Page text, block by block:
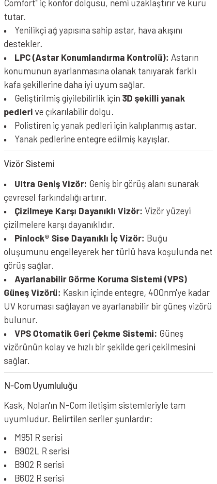
Comfort" iç konfor dolgusu, nemi uzaklaştırır ve kuru
tutar.
Yenilikçi ağ yapısına sahip astar, hava akışını
destekler.
LPC (Astar Konumlandırma Kontrolü): Astarın
konumunun ayarlanmasına olanak tanıyarak farklı
kafa şekillerine daha iyi uyum sağlar.
Geliştirilmiş giyilebilirlik için 3D şekilli yanak
pedleri ve çıkarılabilir dolgu.
Polistiren iç yanak pedleri için kalıplanmış astar.
Yanak pedlerine entegre edilmiş kayışlar.
Vizör Sistemi
Ultra Geniş Vizör: Geniş bir görüş alanı sunarak
çevresel farkındalığı artırır.
Çizilmeye Karşı Dayanıklı Vizör: Vizör yüzeyi
çizilmelere karşı dayanıklıdır.
Pinlock® Sise Dayanıklı İç Vizör: Buğu
oluşumunu engelleyerek her türlü hava koşulunda net
görüş sağlar.
Ayarlanabilir Görme Koruma Sistemi (VPS)
Güneş Vizörü: Kaskın içinde entegre, 400nm'ye kadar
UV koruması sağlayan ve ayarlanabilir bir güneş vizörü
bulunur.
VPS Otomatik Geri Çekme Sistemi: Güneş
vizörünün kolay ve hızlı bir şekilde geri çekilmesini
sağlar.
N-Com Uyumluluğu
Kask, Nolan'ın N-Com iletişim sistemleriyle tam
uyumludur. Belirtilen seriler şunlardır:
M951 R serisi
B902L R serisi
B902 R serisi
B602 R serisi